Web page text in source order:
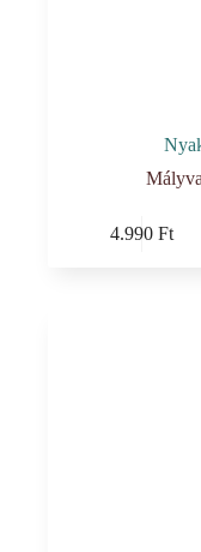
4.990Ft